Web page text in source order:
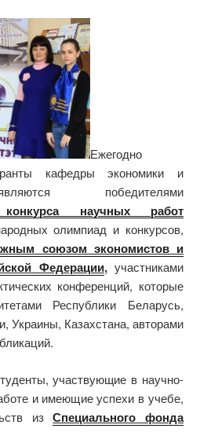
Ежегодно
кафедры экономики и
победителями
конкурса научных работ
олимпиад и конкурсов,
союзом экономистов и
Федерации,участниками
конференций, которые
Республики Беларусь,
Украины, Казахстана, авторами
участвующие в научно-
и имеющие успехи в учебе,
изСпециального фонда